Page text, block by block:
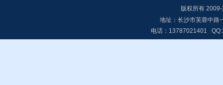
版权所有
地址：长沙市芙蓉中
电话：13787021401